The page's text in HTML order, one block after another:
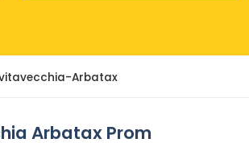
Arbatax
Arbatax Prom